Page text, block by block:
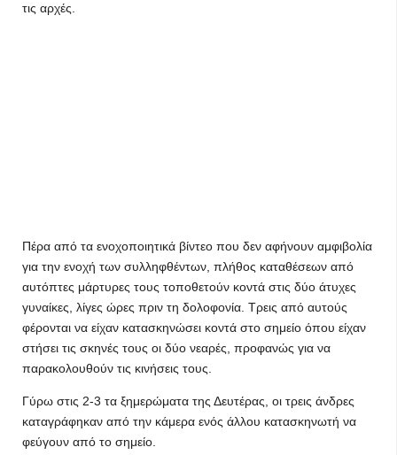
τις αρχές.
Πέρα από τα ενοχοποιητικά βίντεο που δεν αφήνουν αμφιβολία
για την ενοχή των συλληφθέντων, πλήθος καταθέσεων από
αυτόπτες μάρτυρες τους τοποθετούν κοντά στις δύο άτυχες
γυναίκες, λίγες ώρες πριν τη δολοφονία. Τρεις από αυτούς
φέρονται να είχαν κατασκηνώσει κοντά στο σημείο όπου είχαν
στήσει τις σκηνές τους οι δύο νεαρές, προφανώς για να
παρακολουθούν τις κινήσεις τους.
Γύρω στις 2-3 τα ξημερώματα της Δευτέρας, οι τρεις άνδρες
καταγράφηκαν από την κάμερα ενός άλλου κατασκηνωτή να
φεύγουν από το σημείο.